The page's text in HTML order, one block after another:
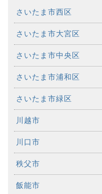
さいたま市西区
さいたま市大宮区
さいたま市中央区
さいたま市浦和区
さいたま市緑区
川越市
川口市
秩父市
飯能市